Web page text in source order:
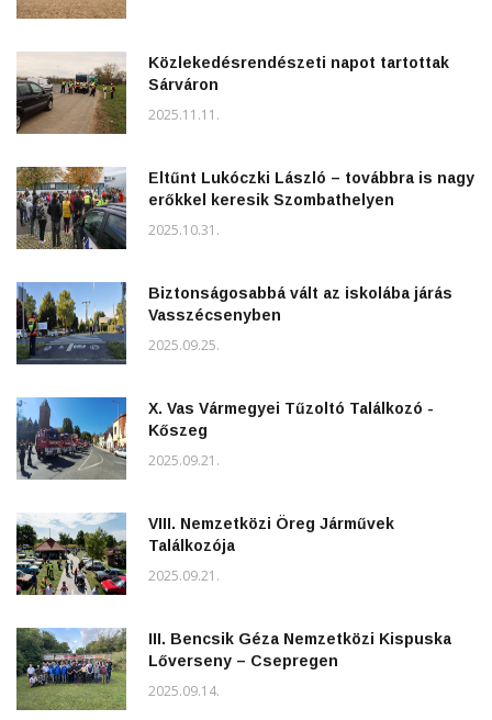
Közlekedésrendészeti napot tartottak
Sárváron
2025.11.11.
Eltűnt Lukóczki László – továbbra is nagy
erőkkel keresik Szombathelyen
2025.10.31.
Biztonságosabbá vált az iskolába járás
Vasszécsenyben
2025.09.25.
X. Vas Vármegyei Tűzoltó Találkozó -
Kőszeg
2025.09.21.
VIII. Nemzetközi Öreg Járművek
Találkozója
2025.09.21.
III. Bencsik Géza Nemzetközi Kispuska
Lőverseny – Csepregen
2025.09.14.